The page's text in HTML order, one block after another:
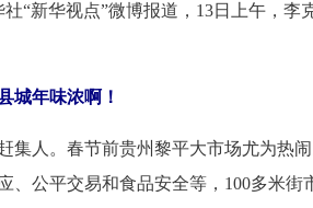
“新华视点”微博报道，13日上午，李
城年味浓啊！
集人。春节前贵州黎平大市场尤为热
、公平交易和食品安全等，100多米街